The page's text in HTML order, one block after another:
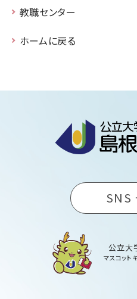
教職センター
ホームに戻る
SNS
公立大
マスコット